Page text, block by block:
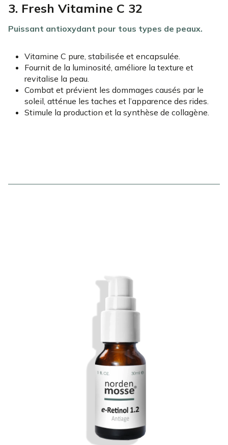
3. Fresh Vitamine C 32
Puissant antioxydant pour tous types de peaux.
Vitamine C pure, stabilisée et encapsulée.
Fournit de la luminosité, améliore la texture et
revitalise la peau.
Combat et prévient les dommages causés par le
soleil, atténue les taches et l’apparence des rides.
Stimule la production et la synthèse de collagène.